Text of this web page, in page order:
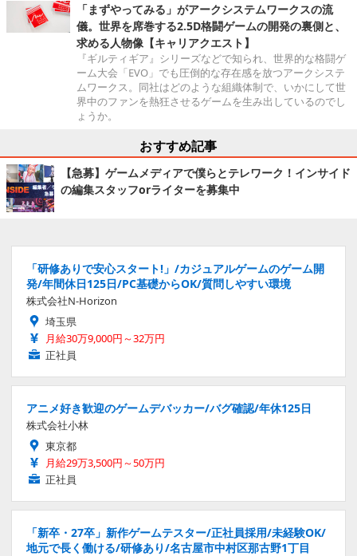
「まずやってみる」がアークシステムワークスの流
儀。世界を席巻する2.5D格闘ゲームの開発の裏側と、
求める人物像【キャリアクエスト】
『ギルティギア』シリーズなどで知られ、世界的な格闘ゲ
ーム大会「EVO」でも圧倒的な存在感を放つアークシステ
ムワークス。同社はどのような組織体制で、いかにして世
界中のファンを熱狂させるゲームを生み出しているのでし
ょうか。
おすすめ記事
【急募】ゲームメディアで僕らとテレワーク！インサイド
の編集スタッフorライターを募集中
「研修ありで安心スタート!」/カジュアルゲームのゲーム開
発/年間休日125日/PC基礎からOK/質問しやすい環境
株式会社N-Horizon
埼玉県
月給30万9,000円～32万円
正社員
アニメ好き歓迎のゲームデバッカー/バグ確認/年休125日
株式会社小林
東京都
月給29万3,500円～50万円
正社員
「新卒・27卒」新作ゲームテスター/正社員採用/未経験OK/
地元で長く働ける/研修あり/名古屋市中村区那古野1丁目